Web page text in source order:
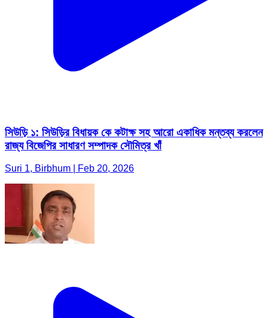
সিউড়ি ১: সিউড়ির বিধায়ক কে কটাক্ষ সহ আরো একাধিক মন্তব্য করলেন
রাজ্য বিজেপির সাধারণ সম্পাদক সৌমিত্র খাঁ
Suri 1, Birbhum | Feb 20, 2026